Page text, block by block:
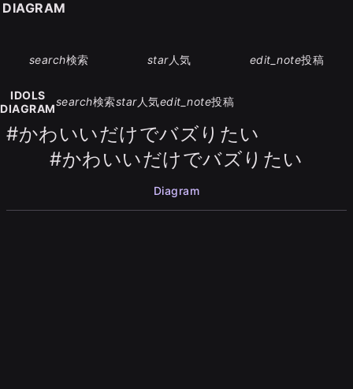
search検索 star人気 edit_note投稿
IDOLS
DIAGRAM
search検索star人気edit_note投稿
#かわいいだけでバズりたい
#かわいいだけでバズりたい
Diagram